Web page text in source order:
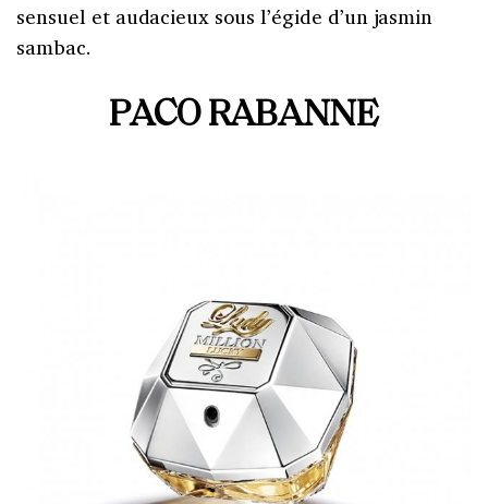
sensuel et audacieux sous l’égide d’un jasmin
sambac.
PACO RABANNE